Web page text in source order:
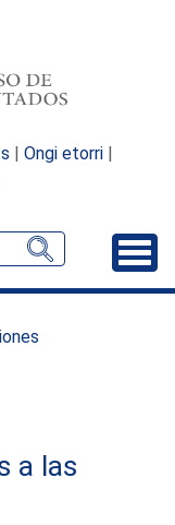
| Ongi etorri |
a las